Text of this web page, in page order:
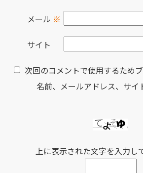
メール ※
サイト
次回のコメントで使用するため
名前、メールアドレス、サイ
上に表示された文字を入力し